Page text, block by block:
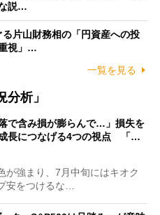
説…
る片山財務相の「円資産への投
視」…
一覧を見る
析」
で含み損が膨らんで…」損失を
長につなげる4つの視点 「…
強まり、7月中旬にはキオク
安をつけるな…